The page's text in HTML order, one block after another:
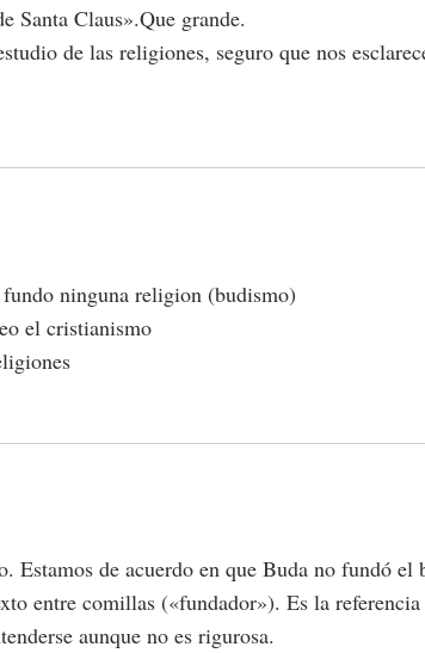
Santa Claus».Que grande.
de las religiones, seguro que nos
ninguna religion (budismo)
el cristianismo
Estamos de acuerdo en que Buda no fundó el
entre comillas («fundador»). Es la
aunque no es rigurosa.